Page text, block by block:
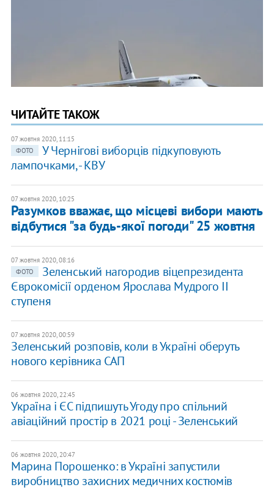
ЧИТАЙТЕ ТАКОЖ
07 жовтня 2020, 11:15
ФОТО
У Чернігові виборців підкуповують
лампочками, - КВУ
07 жовтня 2020, 10:25
Разумков вважає, що місцеві вибори мають
відбутися "за будь-якої погоди" 25 жовтня
07 жовтня 2020, 08:16
ФОТО
Зеленський нагородив віцепрезидента
Єврокомісії орденом Ярослава Мудрого II
ступеня
07 жовтня 2020, 00:59
Зеленський розповів, коли в Україні оберуть
нового керівника САП
06 жовтня 2020, 22:45
Україна і ЄС підпишуть Угоду про спільний
авіаційний простір в 2021 році - Зеленський
06 жовтня 2020, 20:47
Марина Порошенко: в Україні запустили
виробництво захисних медичних костюмів